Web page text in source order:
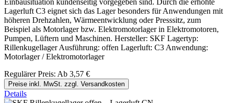
Einbausituation kundenseitig vorgegeben sind. Durch die erhöhte
Lagerluft C3 eignet sich das Lager besonders für Anwendungen mit
höheren Drehzahlen, Wärmeentwicklung oder Presssitz, zum
Beispiel als Motorlager bzw. Elektromotorlager in Elektromotoren,
Pumpen, Lüftern und Maschinen. Hersteller: SKF Lagertyp:
Rillenkugellager Ausführung: offen Lagerluft: C3 Anwendung:
Motorlager / Elektromotorlager
Regulärer Preis: Ab 3,57 €
Preise inkl. MwSt. zzgl. Versandkosten
Details